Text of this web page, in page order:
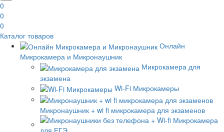
0
0
0
Каталог товаров
Онлайн
Микрокамера и Микронаушник
Микрокамера для
экзамена
Wi-Fi Микрокамеры
Микронаушник + wi fi микрокамера для экзаменов